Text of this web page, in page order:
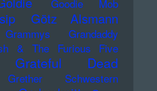
Goodie Mob
Götz Alsmann
Grammys
Grandaddy
& The Furious Five
Grateful Dead
Grether Schwestern